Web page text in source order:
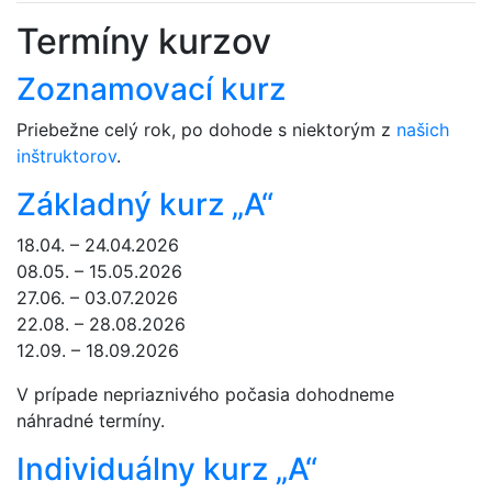
Termíny kurzov
Zoznamovací kurz
Priebežne celý rok, po dohode s niektorým z našich
inštruktorov.
Základný kurz „A“
18.04. – 24.04.2026
08.05. – 15.05.2026
27.06. – 03.07.2026
22.08. – 28.08.2026
12.09. – 18.09.2026
V prípade nepriaznivého počasia dohodneme
náhradné termíny.
Individuálny kurz „A“